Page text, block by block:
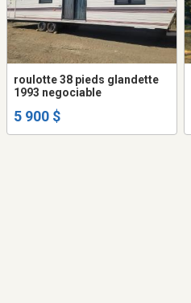
roulotte 38 pieds glandette
1993 negociable
5 900 $